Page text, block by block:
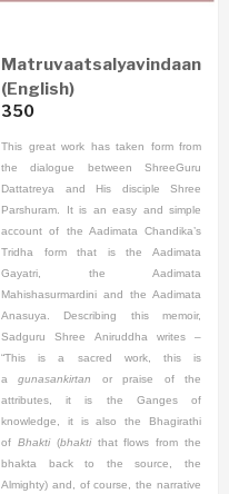
Matruvaatsalyavindaanam
(English)
350
This great work has taken form from
the dialogue between ShreeGuru
Dattatreya and His disciple Shree
Parshuram. It is an easy and simple
account of the Aadimata Chandika’s
Tridha form that is the Aadimata
Gayatri, the Aadimata
Mahishasurmardini and the Aadimata
Anasuya. Describing this memoir,
Sadguru Shree Aniruddha writes –
“This is a sacred work, this is
agunasankirtan or praise of the
attributes, it is the Ganges of
knowledge, it is also the Bhagirathi
of Bhakti(bhaktithat flows from the
bhakta back to the source, the
Almighty) and, of course, the narrative